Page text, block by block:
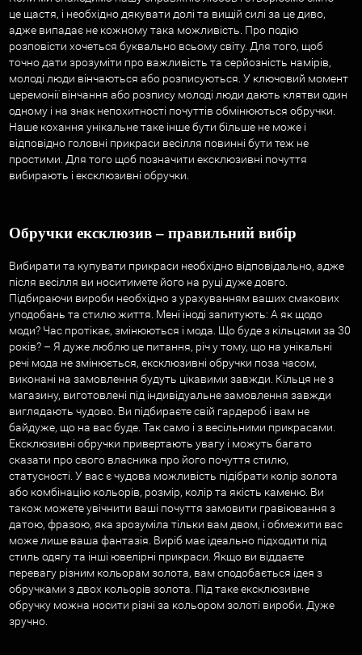
це щастя, і необхідно дякувати долі та вищій силі за це диво,
адже випадає не кожному така можливість. Про подію
розповісти хочеться буквально всьому світу. Для того, щоб
точно дати зрозуміти про важливість та серйозність намірів,
молоді люди вінчаються або розписуються. У ключовий момент
церемонії вінчання або розпису молоді люди дають клятви один
одному і на знак непохитності почуттів обмінюються обручки.
Наше кохання унікальне таке інше бути більше не може і
відповідно головні прикраси весілля повинні бути теж не
простими. Для того щоб позначити ексклюзивні почуття
вибирають і ексклюзивні обручки.
Обручки ексклюзив – правильний вибір
Вибирати та купувати прикраси необхідно відповідально, адже
після весілля ви носитимете його на руці дуже довго.
Підбираючи вироби необхідно з урахуванням ваших смакових
уподобань та стилю життя. Мені іноді запитують: А як щодо
моди? Час протікає, змінюються і мода. Що буде з кільцями за 30
років? – Я дуже люблю це питання, річ у тому, що на унікальні
речі мода не змінюється, ексклюзивні обручки поза часом,
виконані на замовлення будуть цікавими завжди. Кільця не з
магазину, виготовлені під індивідуальне замовлення завжди
виглядають чудово. Ви підбираєте свій гардероб і вам не
байдуже, що на вас буде. Так само і з весільними прикрасами.
Ексклюзивні обручки привертають увагу і можуть багато
сказати про свого власника про його почуття стилю,
статусності. У вас є чудова можливість підібрати колір золота
або комбінацію кольорів, розмір, колір та якість каменю. Ви
також можете увічнити ваші почуття замовити гравіювання з
датою, фразою, яка зрозуміла тільки вам двом, і обмежити вас
може лише ваша фантазія. Виріб має ідеально підходити під
стиль одягу та інші ювелірні прикраси. Якщо ви віддаєте
перевагу різним кольорам золота, вам сподобається ідея з
обручками з двох кольорів золота. Під таке ексклюзивне
обручку можна носити різні за кольором золоті вироби. Дуже
зручно.